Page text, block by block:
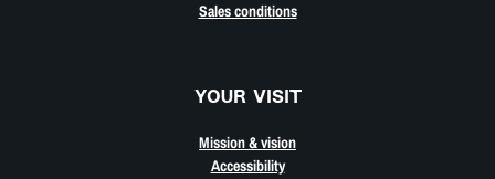
Sales conditions
YOUR VISIT
Mission & vision
Accessibility